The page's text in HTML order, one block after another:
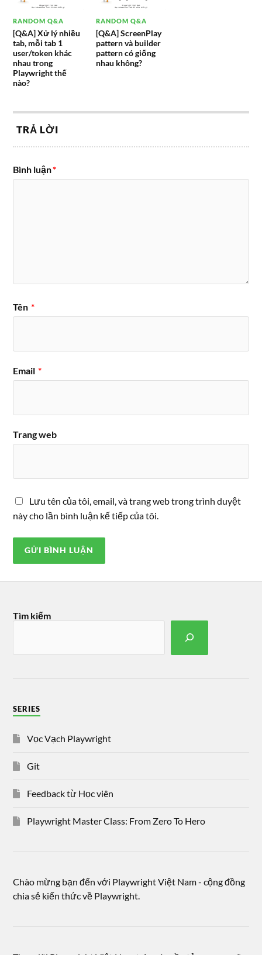
RANDOM Q&A
[Q&A] Xử lý nhiều
tab, mỗi tab 1
user/token khác
nhau trong
Playwright thế
nào?
RANDOM Q&A
[Q&A] ScreenPlay
pattern và builder
pattern có giống
nhau không?
TRẢ LỜI
Bình luận*
Tên *
Email *
Trang web
Lưu tên của tôi, email, và trang web trong trình duyệt
này cho lần bình luận kế tiếp của tôi.
Tìm kiếm
SERIES
Vọc Vạch Playwright
Git
Feedback từ Học viên
Playwright Master Class: From Zero To Hero
Chào mừng bạn đến với Playwright Việt Nam - cộng đồng
chia sẻ kiến thức về Playwright.